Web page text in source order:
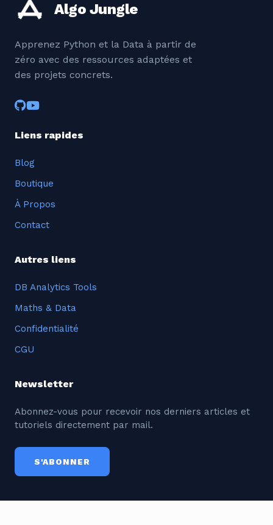
Algo Jungle
Apprenez Python et la Data à partir de
zéro avec des ressources adaptées et
des projets concrets.
Liens rapides
Blog
Boutique
À Propos
Contact
Autres liens
DB Analytics Tools
Maths & Data
Confidentialité
CGU
Newsletter
Abonnez-vous pour recevoir nos derniers articles et
tutoriels directement par mail.
S'ABONNER